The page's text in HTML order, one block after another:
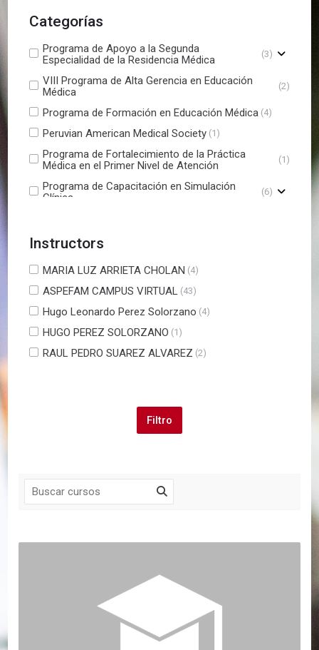
Categorías
Programa de Apoyo a la Segunda
Especialidad de la Residencia Médica
(3)
VIII Programa de Alta Gerencia en Educación
Médica
(2)
Programa de Formación en Educación Médica (4)
Peruvian American Medical Society (1)
Programa de Fortalecimiento de la Práctica
Médica en el Primer Nivel de Atención
(1)
Programa de Capacitación en Simulación
Clínica
(6)
Instructors
MARIA LUZ ARRIETA CHOLAN (4)
ASPEFAM CAMPUS VIRTUAL (43)
Hugo Leonardo Perez Solorzano (4)
HUGO PEREZ SOLORZANO (1)
RAUL PEDRO SUAREZ ALVAREZ (2)
Navegación
Programa de Apoyo a la Segunda Especialidad de la
Seminarios
IX Programa de Alta Gerencia y Educación